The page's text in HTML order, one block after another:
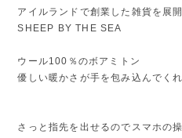
アイルランドで創業した雑貨を展
SHEEP BY THE SEA
ウール100％のボアミトン
優しい暖かさが手を包み込んでく
さっと指先を出せるのでスマホの